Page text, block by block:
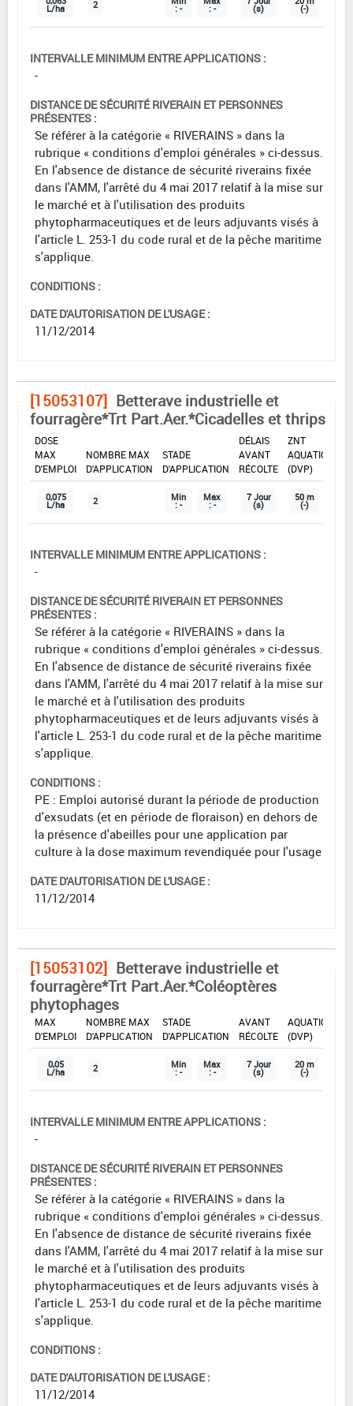
L/ha 2 : - : - (s) (-)
INTERVALLE MINIMUM ENTRE APPLICATIONS :
-
DISTANCE DE SÉCURITÉ RIVERAIN ET PERSONNES
PRÉSENTES :
Se référer à la catégorie « RIVERAINS » dans la
rubrique « conditions d'emploi générales » ci-dessus.
En l'absence de distance de sécurité riverains fixée
dans l'AMM, l'arrêté du 4 mai 2017 relatif à la mise sur
le marché et à l'utilisation des produits
phytopharmaceutiques et de leurs adjuvants visés à
l'article L. 253-1 du code rural et de la pêche maritime
s'applique.
CONDITIONS :
DATE D'AUTORISATION DE L'USAGE :
11/12/2014
[15053107] Betterave industrielle et
fourragère*Trt Part.Aer.*Cicadelles et thrips
DOSE
MAX
D'EMPLOI
NOMBRE MAX
D'APPLICATION
STADE
D'APPLICATION
DÉLAIS
AVANT
RÉCOLTE
ZNT
AQUATIQUE
(DVP)
0,075
L/ha 2 Min
: -
Max
: -
7 Jour
(s)
50 m
(-)
INTERVALLE MINIMUM ENTRE APPLICATIONS :
-
DISTANCE DE SÉCURITÉ RIVERAIN ET PERSONNES
PRÉSENTES :
Se référer à la catégorie « RIVERAINS » dans la
rubrique « conditions d'emploi générales » ci-dessus.
En l'absence de distance de sécurité riverains fixée
dans l'AMM, l'arrêté du 4 mai 2017 relatif à la mise sur
le marché et à l'utilisation des produits
phytopharmaceutiques et de leurs adjuvants visés à
l'article L. 253-1 du code rural et de la pêche maritime
s'applique.
CONDITIONS :
PE : Emploi autorisé durant la période de production
d'exsudats (et en période de floraison) en dehors de
la présence d'abeilles pour une application par
culture à la dose maximum revendiquée pour l'usage
DATE D'AUTORISATION DE L'USAGE :
11/12/2014
[15053102] Betterave industrielle et
fourragère*Trt Part.Aer.*Coléoptères
phytophages
DOSE
MAX
D'EMPLOI
NOMBRE MAX
D'APPLICATION
STADE
D'APPLICATION
AVANT
RÉCOLTE
AQUATIQUE
(DVP)
0,05
L/ha 2 Min
: -
Max
: -
7 Jour
(s)
20 m
(-)
INTERVALLE MINIMUM ENTRE APPLICATIONS :
-
DISTANCE DE SÉCURITÉ RIVERAIN ET PERSONNES
PRÉSENTES :
Se référer à la catégorie « RIVERAINS » dans la
rubrique « conditions d'emploi générales » ci-dessus.
En l'absence de distance de sécurité riverains fixée
dans l'AMM, l'arrêté du 4 mai 2017 relatif à la mise sur
le marché et à l'utilisation des produits
phytopharmaceutiques et de leurs adjuvants visés à
l'article L. 253-1 du code rural et de la pêche maritime
s'applique.
CONDITIONS :
DATE D'AUTORISATION DE L'USAGE :
11/12/2014